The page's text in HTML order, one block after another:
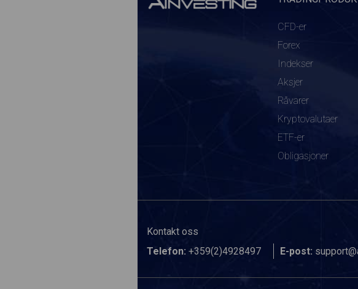
CFD-er
Forex
Indekser
Aksjer
Råvarer
Kryptovalutaer
ETF-er
Obligasjoner
Kontakt oss
Telefon: +359(2)4928497 E-post: